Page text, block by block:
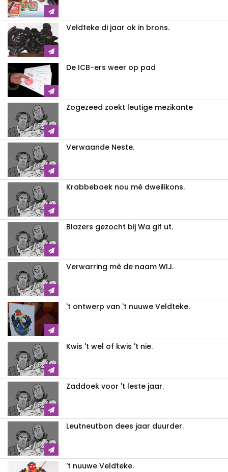
Veldteke di jaar ok in brons.
De ICB-ers weer op pad
Zogezeed zoekt leutige mezikante
Verwaande Neste.
Krabbeboek nou mè dweilikons.
Blazers gezocht bij Wa gif ut.
Verwarring mè de naam WIJ.
't ontwerp van 't nuuwe Veldteke.
Kwis 't wel of kwis 't nie.
Zaddoek voor 't leste jaar.
Leutneutbon dees jaar duurder.
't nuuwe Veldteke.